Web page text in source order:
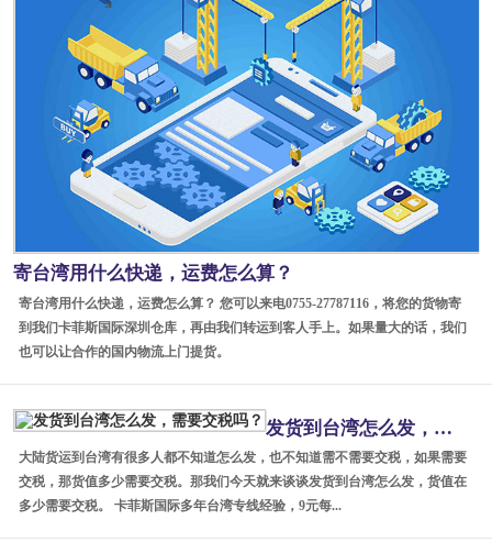
寄台湾用什么快递，运费怎么算？
寄台湾用什么快递，运费怎么算？ 您可以来电0755-27787116，将您的货物寄
到我们卡菲斯国际深圳仓库，再由我们转运到客人手上。如果量大的话，我们
也可以让合作的国内物流上门提货。
发货到台湾怎么发，需要交税吗？
大陆货运到台湾有很多人都不知道怎么发，也不知道需不需要交税，如果需要
交税，那货值多少需要交税。那我们今天就来谈谈发货到台湾怎么发，货值在
多少需要交税。 卡菲斯国际多年台湾专线经验，9元每...